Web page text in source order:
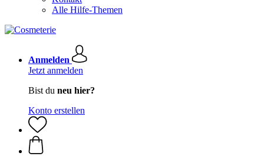
Alle Hilfe-Themen
Anmelden
Jetzt anmelden
Bist du neu hier?
Konto erstellen